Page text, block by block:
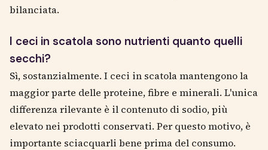
bilanciata.
I ceci in scatola sono nutrienti quanto quelli
secchi?
Sì, sostanzialmente. I ceci in scatola mantengono la
maggior parte delle proteine, fibre e minerali. L'unica
differenza rilevante è il contenuto di sodio, più
elevato nei prodotti conservati. Per questo motivo, è
importante sciacquarli bene prima del consumo.